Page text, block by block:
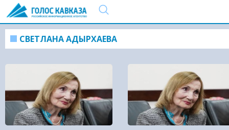
СВЕТЛАНА АДЫРХАЕВА